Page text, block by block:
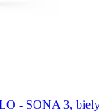
- SONA 3, biely